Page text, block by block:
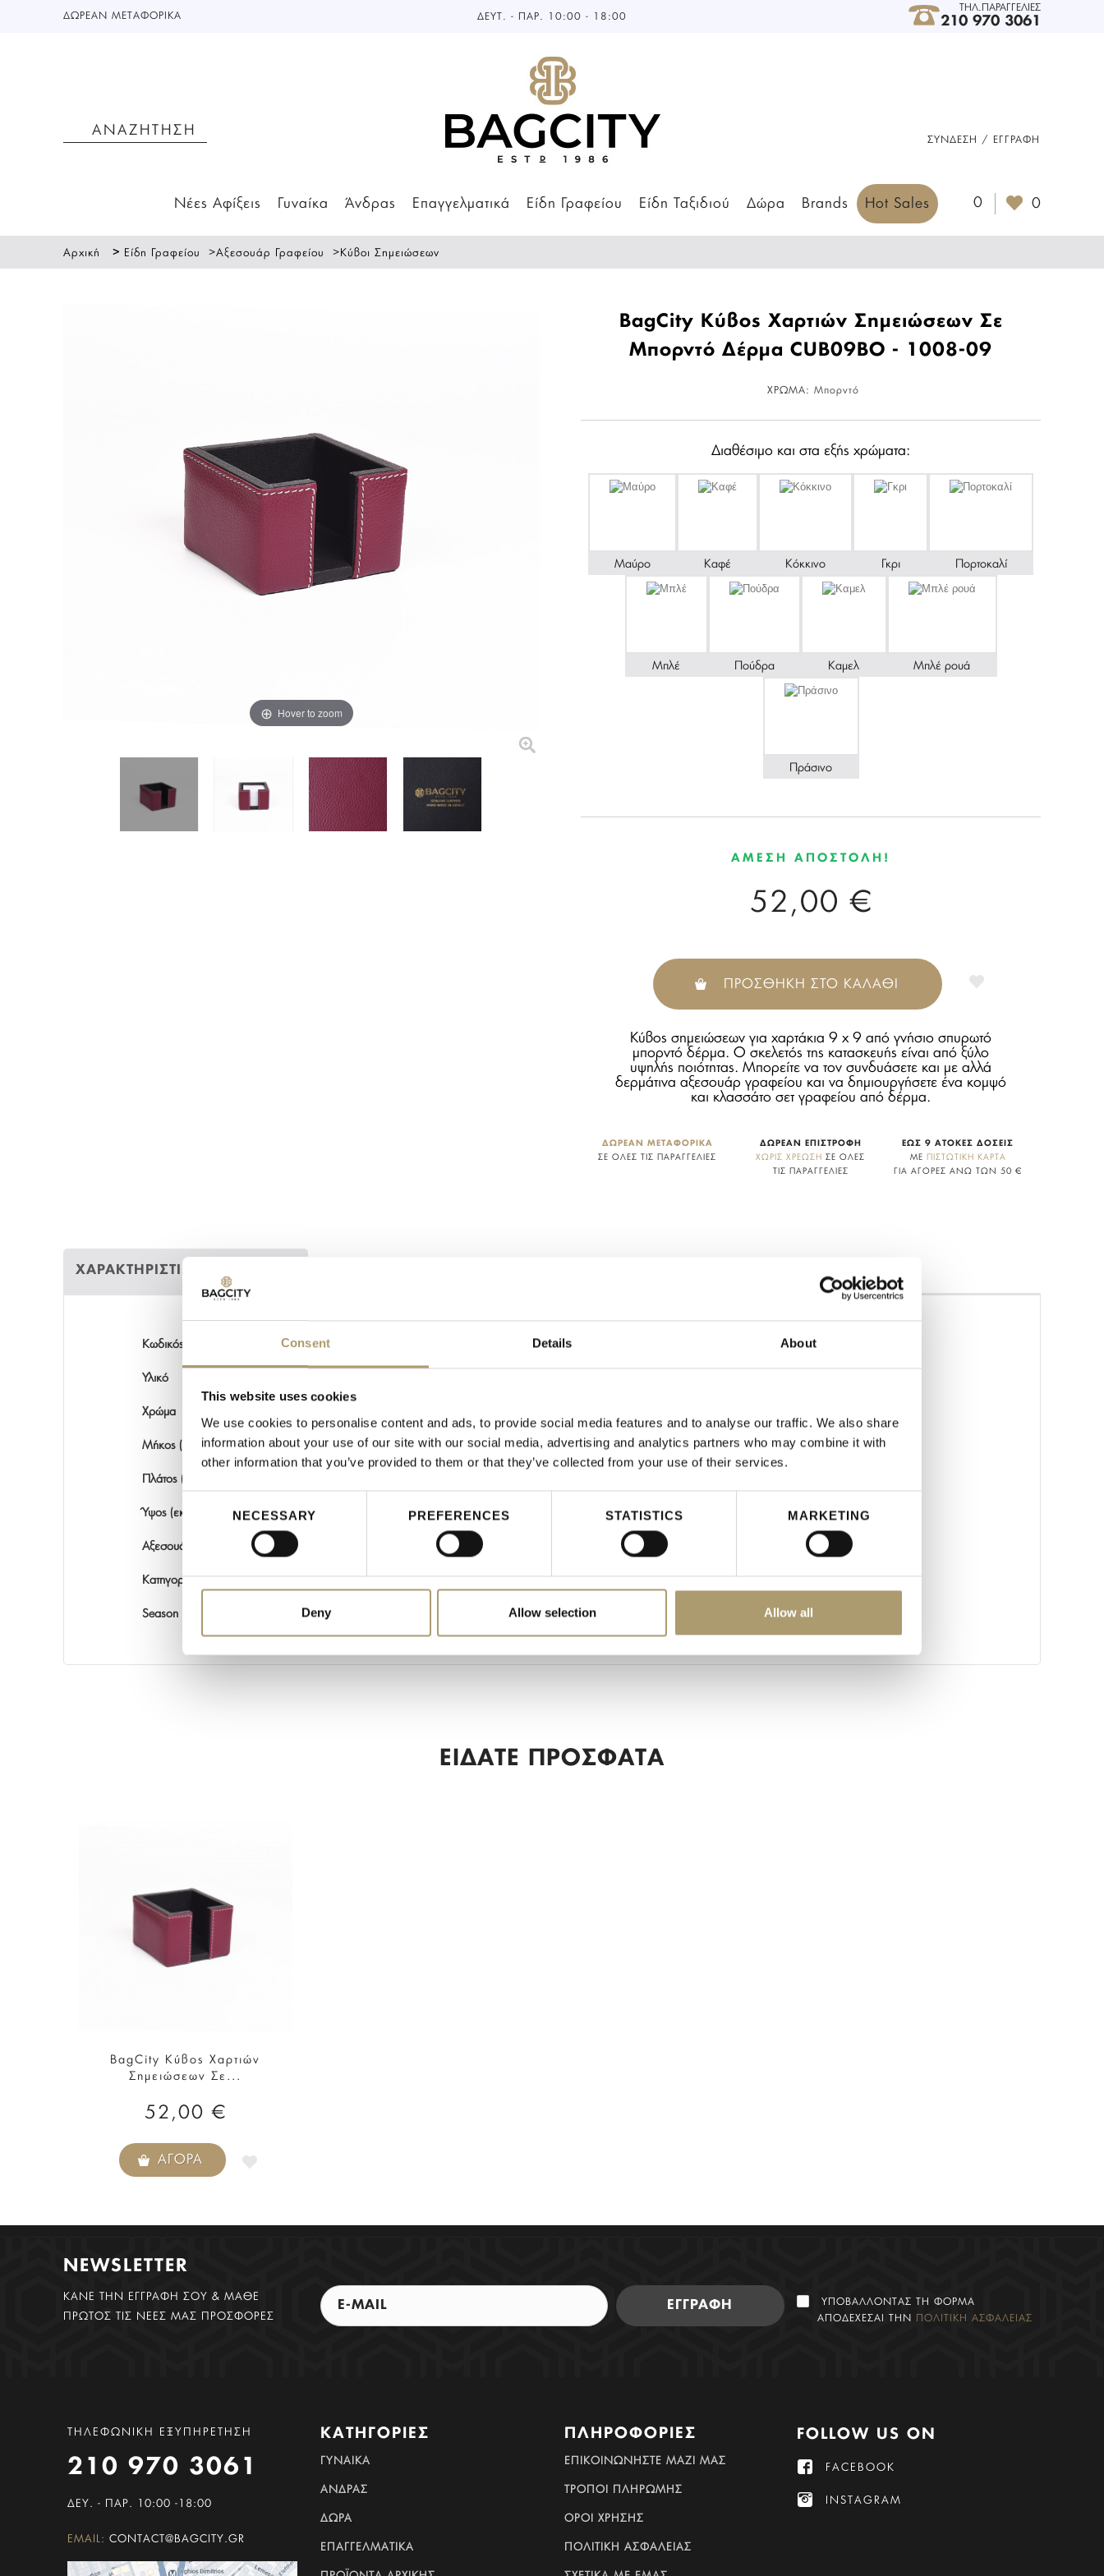
Consent Details About
This website uses cookies
We use cookies to personalise content and ads, to provide social media features and to analyse our traffic. We also share
information about your use of our site with our social media, advertising and analytics partners who may combine it with
other information that you’ve provided to them or that they’ve collected from your use of their services.
NECESSARY PREFERENCES STATISTICS MARKETING
Deny Allow selection Allow all
ΔΩΡΕΑΝ ΜΕΤΑΦΟΡΙΚΑ
ΣΎΝΔΕΣΗ / ΕΓΓΡΑΦΉ
0 0
ΔΕΥΤ. - ΠΑΡ. 10:00 - 18:00
ΤΗΛ.ΠΑΡΑΓΓΕΛΙΕΣ
210 970 3061
Νέες Αφίξεις Γυναίκα Άνδρας Επαγγελματικά Είδη Γραφείου Είδη Ταξιδιού Δώρα Brands Hot Sales
Αρχική > Είδη Γραφείου >Αξεσουάρ Γραφείου > Κύβοι Σημειώσεων
Hover to zoom
BagCity Κύβος Χαρτιών Σημειώσεων Σε
Μπορντό Δέρμα CUB09BO - 1008-09
ΧΡΩΜΑ: Μπορντό
Διαθέσιμο και στα εξής χρώματα:
Μαύρο Καφέ Κόκκινο Γκρι Πορτοκαλί
Μπλέ Πούδρα Καμελ Μπλέ ρουά
Πράσινο
ΑΜΕΣΗ ΑΠΟΣΤΟΛΗ!
52,00 €
ΠΡΟΣΘΗΚΗ ΣΤΟ ΚΑΛΑΘΙ
Κύβος σημειώσεων για χαρτάκια 9 x 9 από γνήσιο σπυρωτό
μπορντό δέρμα. Ο σκελετός της κατασκευής είναι από ξύλο
υψηλής ποιότητας. Μπορείτε να τον συνδυάσετε και με αλλά
δερμάτινα αξεσουάρ γραφείου και να δημιουργήσετε ένα κομψό
και κλασσάτο σετ γραφείου από δέρμα.
ΔΩΡΕΑΝ ΜΕΤΑΦΟΡΙΚΑ
ΣΕ ΟΛΕΣ ΤΙΣ ΠΑΡΑΓΓΕΛΙΕΣ
ΔΩΡΕΑΝ ΕΠΙΣΤΡΟΦΗ
ΧΩΡΙΣ ΧΡΕΩΣΗ ΣΕ ΟΛΕΣ
ΤΙΣ ΠΑΡΑΓΓΕΛΙΕΣ
ΕΩΣ 9 ΑΤΟΚΕΣ ΔΟΣΕΙΣ
ΜΕ ΠΙΣΤΩΤΙΚΗ ΚΑΡΤΑ
ΓΙΑ ΑΓΟΡΕΣ ΑΝΩ ΤΩΝ 50 €
ΧΑΡΑΚΤΗΡΙΣΤΙΚΑ
Κωδικός
Υλικό
Χρώμα
Μήκος (εκ) 11.5
Πλάτος (εκ)
Ύψος (εκ)
Αξεσουάρ Γραφείου Κύβοι Σημειώσεων
Κατηγορία
Season
ΕΙΔΑΤΕ ΠΡΟΣΦΑΤΑ
BagCity Κύβος Χαρτιών
Σημειώσεων Σε...
52,00 €
ΑΓΟΡΆ
NEWSLETTER
ΚΑΝΕ ΤΗΝ ΕΓΓΡΑΦΗ ΣΟΥ & ΜΑΘΕ
ΠΡΩΤΟΣ ΤΙΣ ΝΕΕΣ ΜΑΣ ΠΡΟΣΦΟΡΕΣ
ΕΓΓΡΑΦΗ
ΥΠΟΒΑΛΛΟΝΤΑΣ ΤΗ ΦΟΡΜΑ
ΑΠΟΔΕΧΕΣΑΙ ΤΗΝ
ΠΟΛΙΤΙΚΗ ΑΣΦΑΛΕΙΑΣ
ΤΗΛΕΦΩΝΙΚΗ ΕΞΥΠΗΡΕΤΗΣΗ
210 970 3061
ΔΕΥ. - ΠΑΡ. 10:00 -18:00
EMAIL: CONTACT@BAGCITY.GR
ΚΑΤΗΓΟΡΊΕΣ
ΓΥΝΑΊΚΑ
ΆΝΔΡΑΣ
ΔΏΡΑ
ΕΠΑΓΓΕΛΜΑΤΙΚΆ
ΠΛΗΡΟΦΟΡΊΕΣ
ΕΠΙΚΟΙΝΩΝΉΣΤΕ ΜΑΖΊ ΜΑΣ
ΤΡΟΠΟΙ ΠΛΗΡΩΜΗΣ
ΟΡΟΙ ΧΡΗΣΗΣ
ΠΟΛΙΤΙΚΗ ΑΣΦΑΛΕΙΑΣ
FOLLOW US ON
FACEBOOK
INSTAGRAM